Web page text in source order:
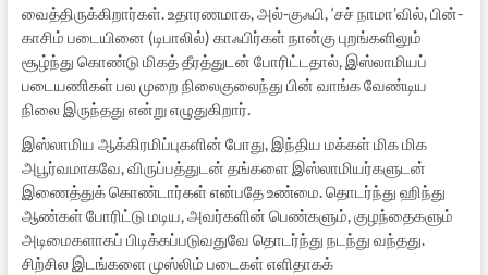
வைத்திருக்கிறார்கள். உதாரணமாக, அல்-குஃபி, ‘சச் நாமா’வில், பின்-
காசிம் படையினை (டிபாலில்) காஃபிர்கள் நான்கு புறங்களிலும்
சூழ்ந்து கொண்டு மிகத் தீரத்துடன் போரிட்டதால், இஸ்லாமியப்
படையணிகள் பல முறை நிலைகுலைந்து பின் வாங்க வேண்டிய
நிலை இருந்தது என்று எழுதுகிறார்.
இஸ்லாமிய ஆக்கிரமிப்புகளின் போது, இந்திய மக்கள் மிக மிக
அபூர்வமாகவே, விருப்பத்துடன் தங்களை இஸ்லாமியர்களுடன்
இணைத்துக் கொண்டார்கள் என்பதே உண்மை. தொடர்ந்து ஹிந்து
ஆண்கள் போரிட்டு மடிய, அவர்களின் பெண்களும், குழந்தைகளும்
அடிமைகளாகப் பிடிக்கப்படுவதுவே தொடர்ந்து நடந்து வந்தது.
சிற்சில இடங்களை முஸ்லிம் படைகள் எளிதாகக்